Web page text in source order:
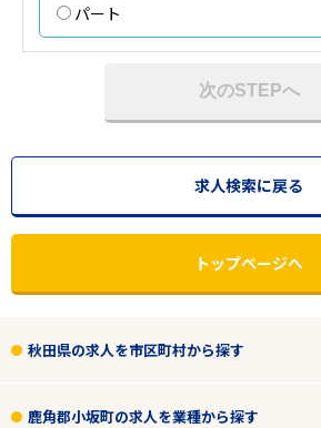
パート
次のSTEPへ
求人検索に戻る
トップページへ
秋田県の求人を市区町村から探す
鹿角郡小坂町の求人を業種から探す